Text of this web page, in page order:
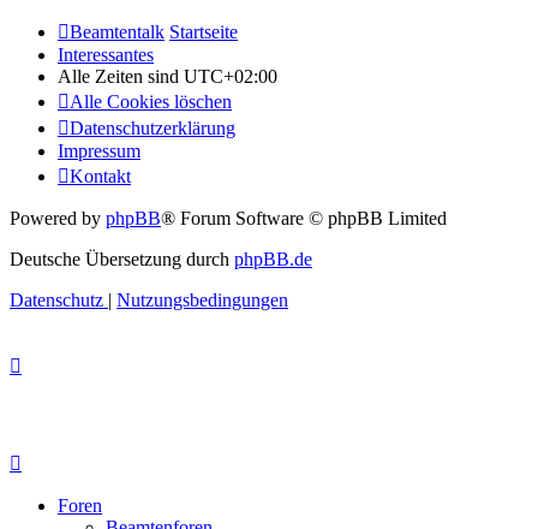
Beamtentalk Startseite
Interessantes
Alle Zeiten sind UTC+02:00
Alle Cookies löschen
Datenschutzerklärung
Impressum
Kontakt
Powered by phpBB® Forum Software © phpBB Limited
Deutsche Übersetzung durch phpBB.de
Datenschutz | Nutzungsbedingungen
Foren